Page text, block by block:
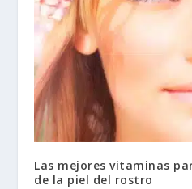
Las mejores vitaminas
de la piel del rostro